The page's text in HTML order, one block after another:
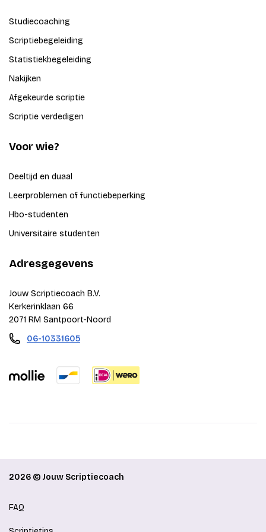
Studiecoaching
Scriptiebegeleiding
Statistiekbegeleiding
Nakijken
Afgekeurde scriptie
Scriptie verdedigen
Voor wie?
Deeltijd en duaal
Leerproblemen of functiebeperking
Hbo-studenten
Universitaire studenten
Adresgegevens
Jouw Scriptiecoach B.V.
Kerkerinklaan 66
2071 RM Santpoort-Noord
06-10331605
2026 © Jouw Scriptiecoach
FAQ